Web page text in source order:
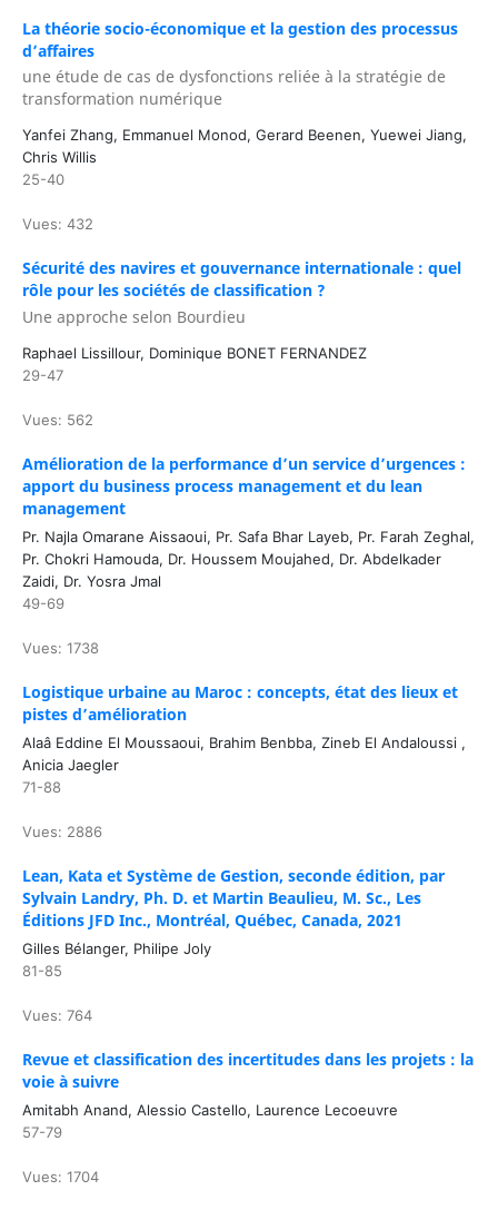
La théorie socio-économique et la gestion des processus
d’affaires
une étude de cas de dysfonctions reliée à la stratégie de
transformation numérique
Yanfei Zhang, Emmanuel Monod, Gerard Beenen, Yuewei Jiang,
Chris Willis
25-40
Vues: 432
Sécurité des navires et gouvernance internationale : quel
rôle pour les sociétés de classification ?
Une approche selon Bourdieu
Raphael Lissillour, Dominique BONET FERNANDEZ
29-47
Vues: 562
Amélioration de la performance d’un service d’urgences :
apport du business process management et du lean
management
Pr. Najla Omarane Aissaoui, Pr. Safa Bhar Layeb, Pr. Farah Zeghal,
Pr. Chokri Hamouda, Dr. Houssem Moujahed, Dr. Abdelkader
Zaidi, Dr. Yosra Jmal
49-69
Vues: 1738
Logistique urbaine au Maroc : concepts, état des lieux et
pistes d’amélioration
Alaâ Eddine El Moussaoui, Brahim Benbba, Zineb El Andaloussi ,
Anicia Jaegler
71-88
Vues: 2886
Lean, Kata et Système de Gestion, seconde édition, par
Sylvain Landry, Ph. D. et Martin Beaulieu, M. Sc., Les
Éditions JFD Inc., Montréal, Québec, Canada, 2021
Gilles Bélanger, Philipe Joly
81-85
Vues: 764
Revue et classification des incertitudes dans les projets : la
voie à suivre
Amitabh Anand, Alessio Castello, Laurence Lecoeuvre
57-79
Vues: 1704